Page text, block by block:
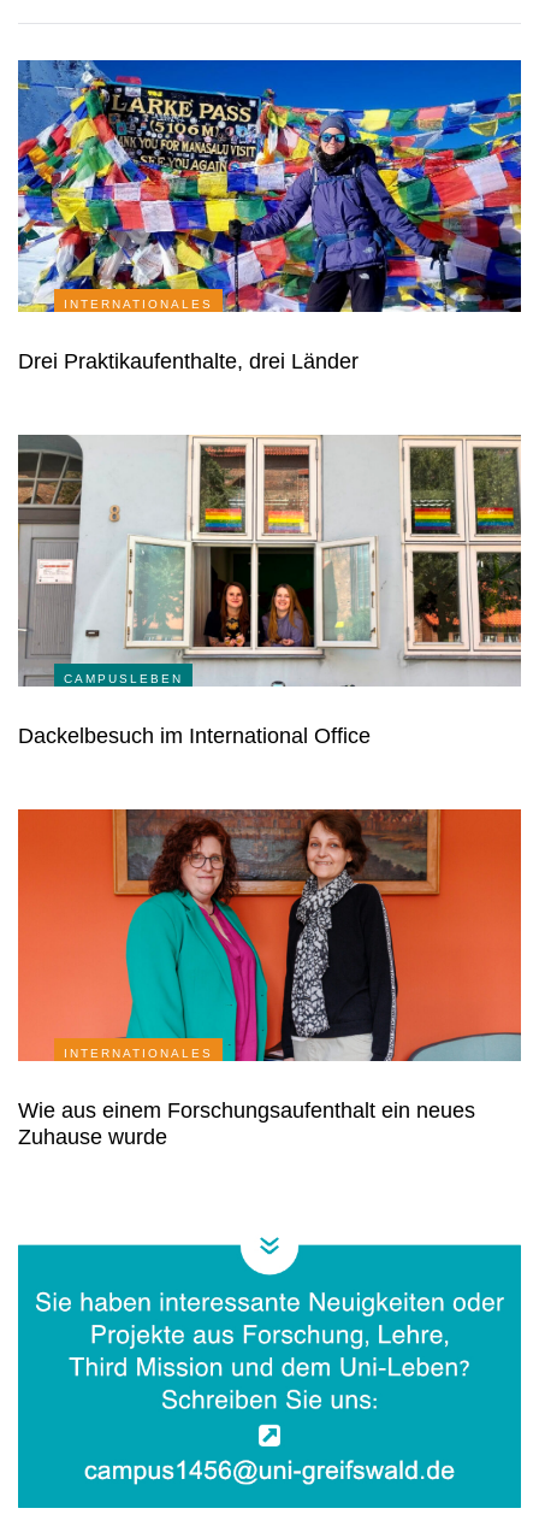
INTERNATIONALES
Drei Praktikaufenthalte, drei Länder
CAMPUSLEBEN
Dackelbesuch im International Office
INTERNATIONALES
Wie aus einem Forschungsaufenthalt ein neues
Zuhause wurde